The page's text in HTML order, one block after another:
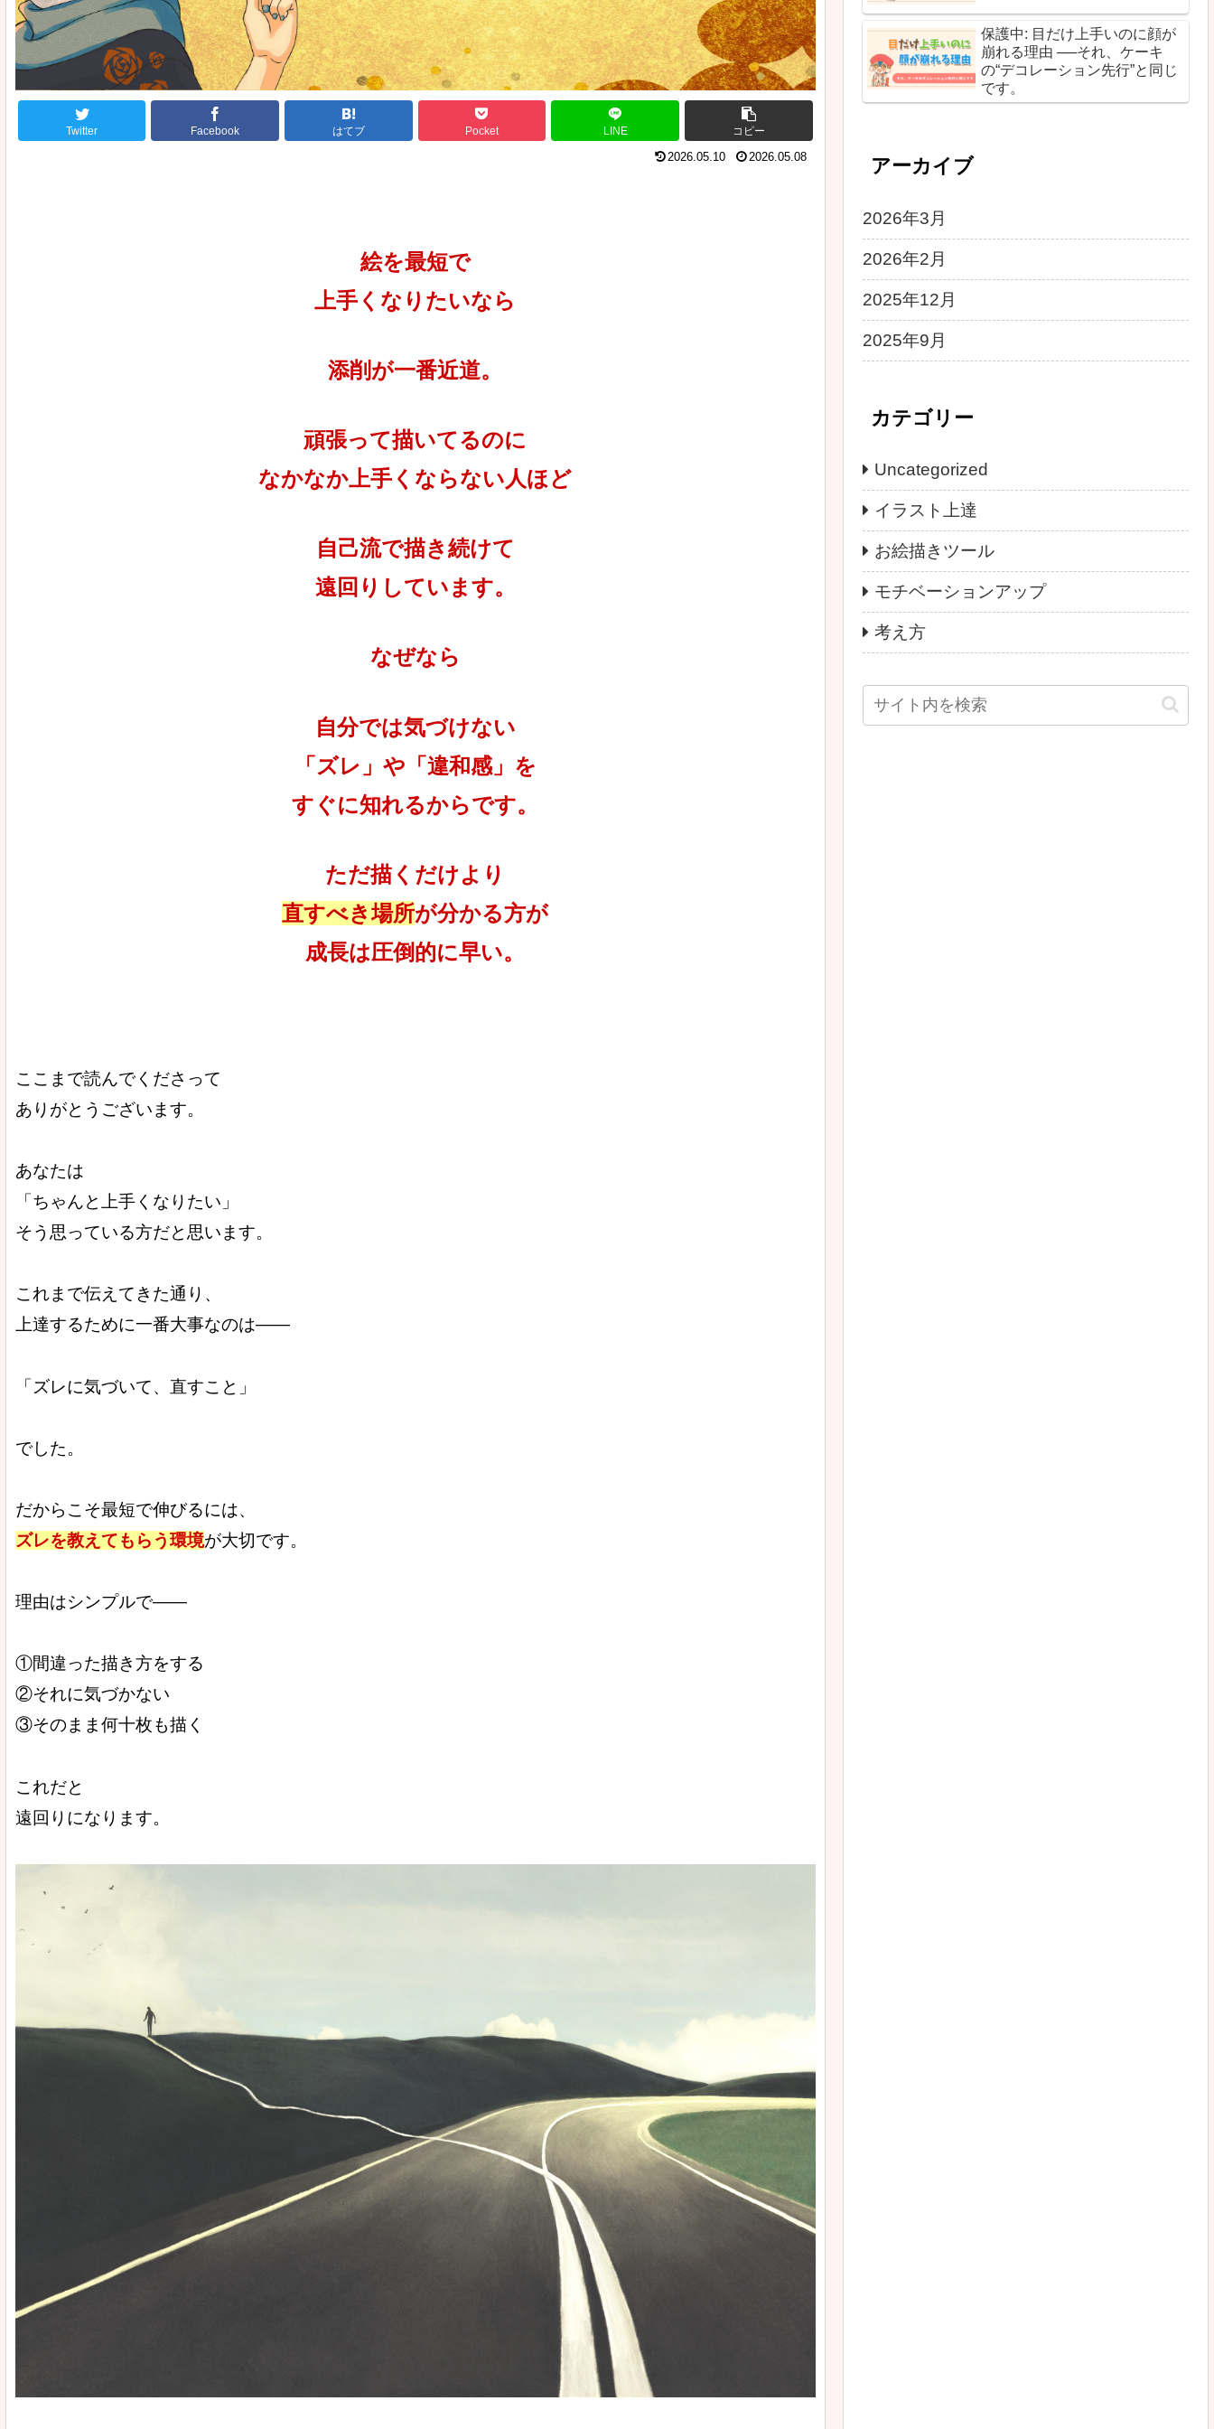
Twitter Facebook はてブ Pocket LINE コピー
2026.05.10 2026.05.08
絵を最短で
上手くなりたいなら
添削が一番近道。
頑張って描いてるのに
なかなか上手くならない人ほど
自己流で描き続けて
遠回りしています。
なぜなら
自分では気づけない
「ズレ」や「違和感」を
すぐに知れるからです。
ただ描くだけより
直すべき場所が分かる方が
成長は圧倒的に早い。
ここまで読んでくださって
ありがとうございます。
あなたは
「ちゃんと上手くなりたい」
そう思っている方だと思います。
これまで伝えてきた通り、
上達するために一番大事なのは——
「ズレに気づいて、直すこと」
でした。
だからこそ最短で伸びるには、
ズレを教えてもらう環境が大切です。
理由はシンプルで——
①間違った描き方をする
②それに気づかない
③そのまま何十枚も描く
これだと
遠回りになります。
保護中: 目だけ上手いのに顔が
崩れる理由 ──それ、ケーキ
の“デコレーション先行”と同じ
です。
アーカイブ
2026年3月
2026年2月
2025年12月
2025年9月
カテゴリー
Uncategorized
イラスト上達
お絵描きツール
モチベーションアップ
考え方